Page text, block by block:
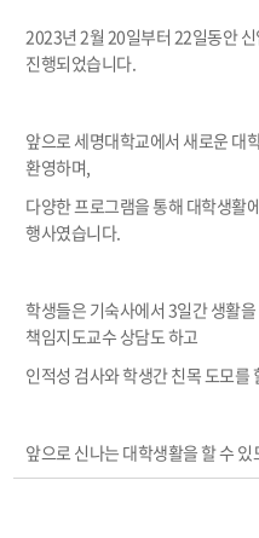
2023년 2월 20일부터 22일동안
진행되었습니다.
앞으로 세명대학교에서 새로운 대
환영하며,
다양한 프로그램을 통해 대학생활
행사였습니다.
학생들은 기숙사에서 3일간 생활
책임지도교수 상담도 하고
인적성 검사와 학생간 친목 도모
앞으로 신나는 대학생활을 할 수